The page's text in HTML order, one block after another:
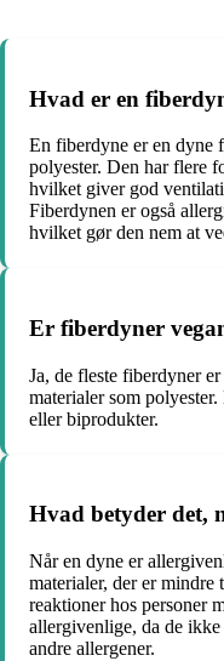
Hvad er en
En fiberdyne er en dyne
polyester. Den har flere
hvilket giver god
Fiberdynen er også
hvilket gør den nem at
Er fiberdyner
Ja, de fleste fiberdyner
materialer som
eller biprodukter.
Hvad betyder det,
Når en dyne er
materialer, der er
reaktioner hos personer
allergivenlige, da de
andre allergener.